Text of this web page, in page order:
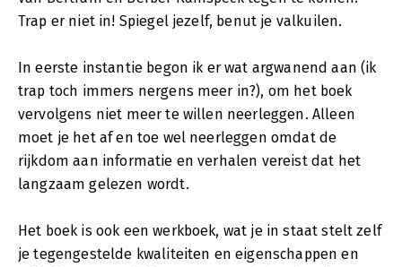
Trap er niet in! Spiegel jezelf, benut je valkuilen.
In eerste instantie begon ik er wat argwanend aan (ik
trap toch immers nergens meer in?), om het boek
vervolgens niet meer te willen neerleggen. Alleen
moet je het af en toe wel neerleggen omdat de
rijkdom aan informatie en verhalen vereist dat het
langzaam gelezen wordt.
Het boek is ook een werkboek, wat je in staat stelt zelf
je tegengestelde kwaliteiten en eigenschappen en